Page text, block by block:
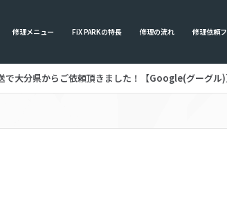
修理メニュー FiX PARKの特長 修理の流れ 修理依頼
大分県からご依頼頂きました！【Google(グーグル)